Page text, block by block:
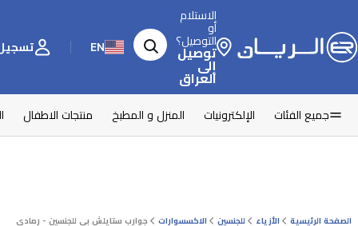
الاستلام
أو
التوصيل؟
توصيل
إلى
العراق
EN تسجيل
جميع الفئات الإلكترونيات المنزل و المطبخ منتجات الاطفال
الصفحة الرئيسية الأزياء للجنسين الاكسسوارات جوارب ستايلش بي للجنسين - رمادي